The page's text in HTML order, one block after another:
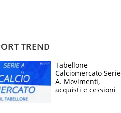
TREND
Tabellone
Calciomercato Serie
A. Movimenti,
acquisti e cessioni: